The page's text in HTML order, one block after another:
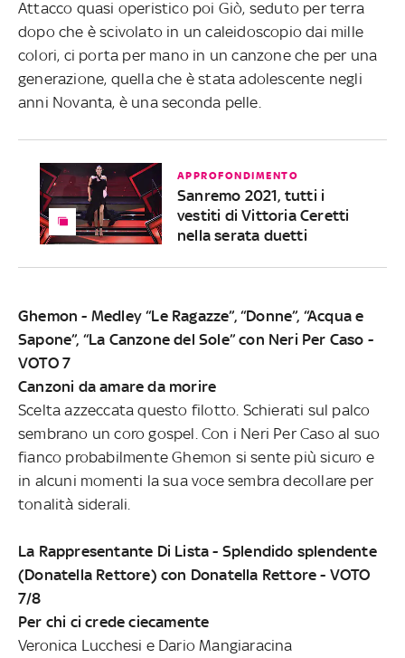
Attacco quasi operistico poi Giò, seduto per terra
dopo che è scivolato in un caleidoscopio dai mille
colori, ci porta per mano in un canzone che per una
generazione, quella che è stata adolescente negli
anni Novanta, è una seconda pelle.
APPROFONDIMENTO
Sanremo 2021, tutti i
vestiti di Vittoria Ceretti
nella serata duetti
Ghemon - Medley “Le Ragazze”, “Donne”, “Acqua e
Sapone”, “La Canzone del Sole” con Neri Per Caso -
VOTO 7
Canzoni da amare da morire
Scelta azzeccata questo filotto. Schierati sul palco
sembrano un coro gospel. Con i Neri Per Caso al suo
fianco probabilmente Ghemon si sente più sicuro e
in alcuni momenti la sua voce sembra decollare per
tonalità siderali.
La Rappresentante Di Lista - Splendido splendente
(Donatella Rettore) con Donatella Rettore - VOTO
7/8
Per chi ci crede ciecamente
Veronica Lucchesi e Dario Mangiaracina